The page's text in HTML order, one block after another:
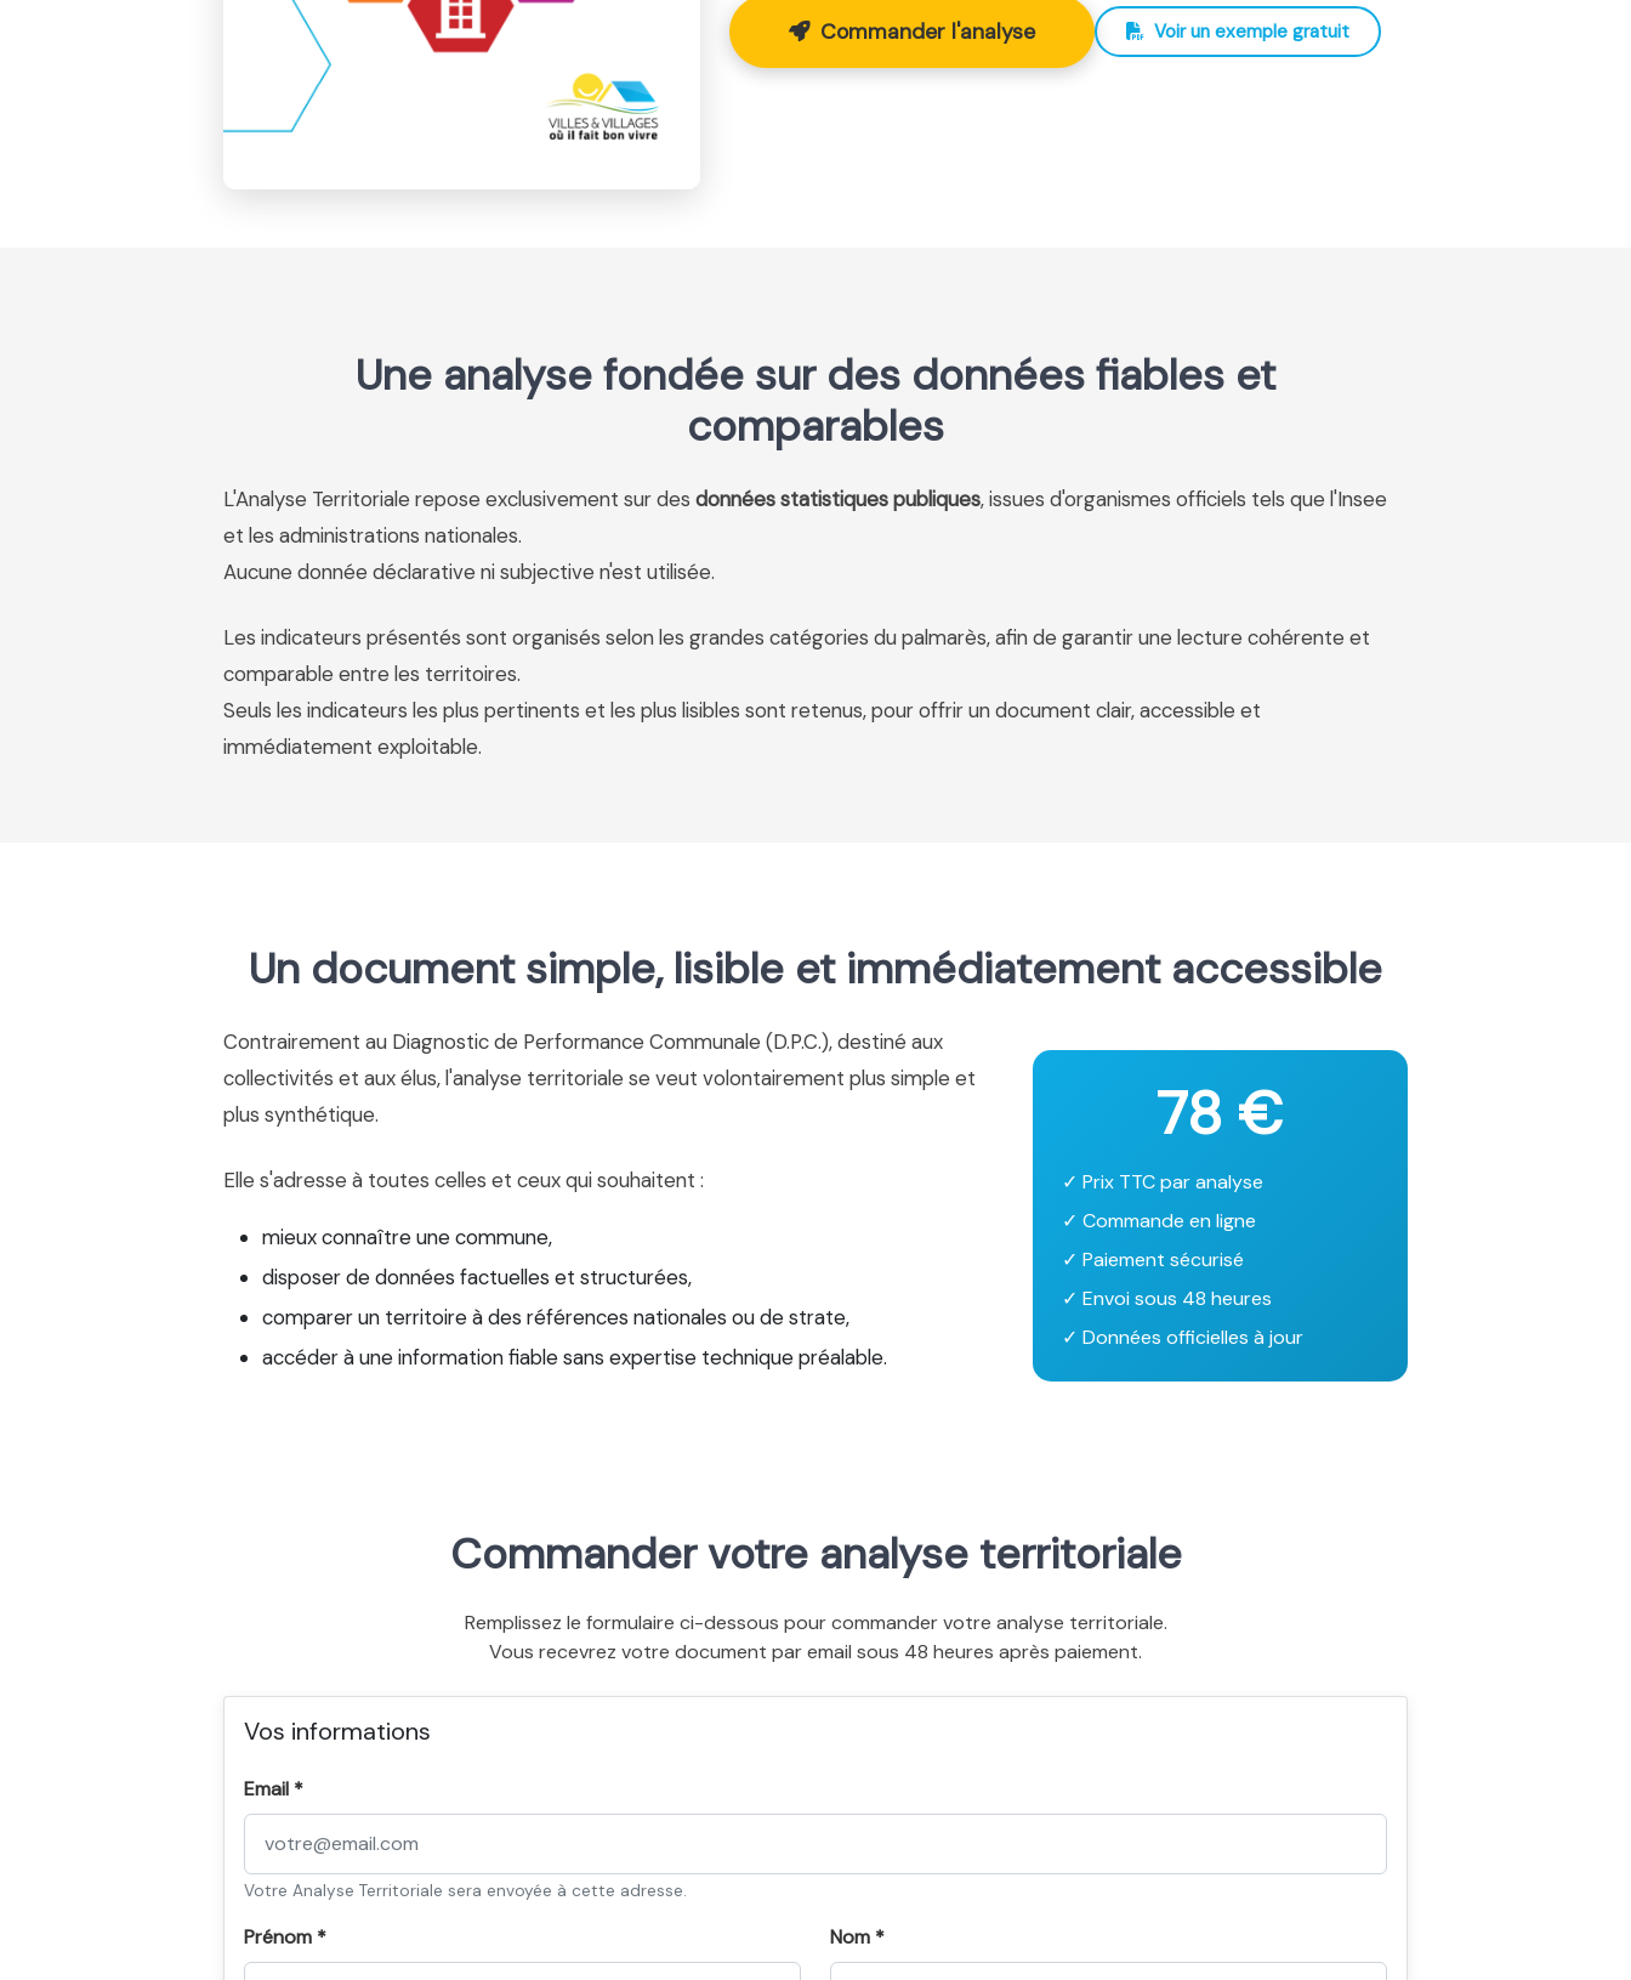
Commander l'analyse Voir un exemple gratuit
Une analyse fondée sur des données fiables et
comparables
L'Analyse Territoriale repose exclusivement sur des données statistiques publiques, issues d'organismes officiels tels que l'Insee
et les administrations nationales.
Aucune donnée déclarative ni subjective n'est utilisée.
Les indicateurs présentés sont organisés selon les grandes catégories du palmarès, afin de garantir une lecture cohérente et
comparable entre les territoires.
Seuls les indicateurs les plus pertinents et les plus lisibles sont retenus, pour offrir un document clair, accessible et
immédiatement exploitable.
Un document simple, lisible et immédiatement accessible
Contrairement au Diagnostic de Performance Communale (D.P.C.), destiné aux
collectivités et aux élus, l'analyse territoriale se veut volontairement plus simple et
plus synthétique.
Elle s'adresse à toutes celles et ceux qui souhaitent :
mieux connaître une commune,
disposer de données factuelles et structurées,
comparer un territoire à des références nationales ou de strate,
accéder à une information fiable sans expertise technique préalable.
78 €
✓ Prix TTC par analyse
✓ Commande en ligne
✓ Paiement sécurisé
✓ Envoi sous 48 heures
✓ Données officielles à jour
Commander votre analyse territoriale
Remplissez le formulaire ci-dessous pour commander votre analyse territoriale.
Vous recevrez votre document par email sous 48 heures après paiement.
Vos informations
Email *
Votre Analyse Territoriale sera envoyée à cette adresse.
Prénom * Nom *